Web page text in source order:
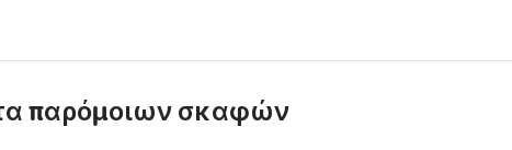
παρόμοιων σκαφών